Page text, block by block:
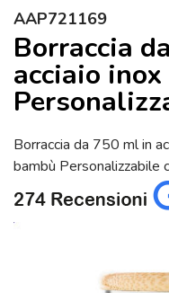
Home »
Borracce
metallo » Borraccia da
con Logo (AAP721169)
AAP721169
Borraccia
acciaio inox
Borraccia da 750 ml in
bambù Personalizzabile